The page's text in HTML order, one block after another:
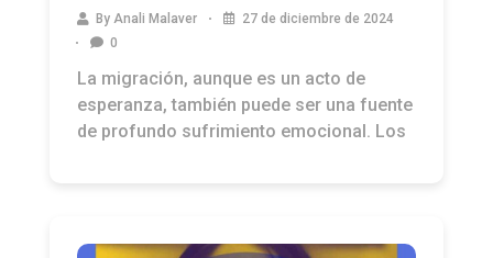
By Anali Malaver
27 de diciembre de 2024
0
La migración, aunque es un acto de
esperanza, también puede ser una fuente
de profundo sufrimiento emocional. Los